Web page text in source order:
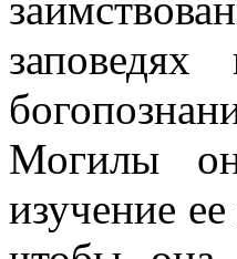
Могилы
изучение